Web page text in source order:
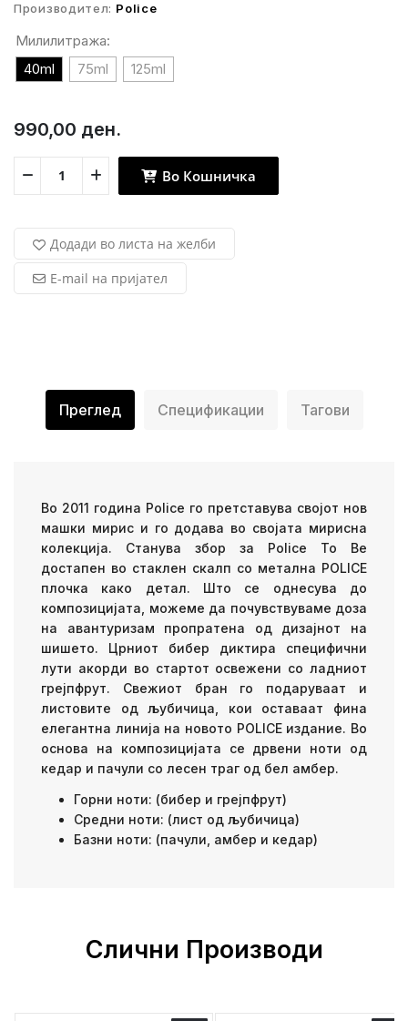
Производител: Police
Милилитража:
40ml
75ml 125ml
990,00 ден.
Во Кошничка
Додади во листа на желби
E-mail на пријател
Преглед Спецификации Тагови
Во 2011 година Police го претставува својот нов
машки мирис и го додава во својата мирисна
колекција. Станува збор за Police To Be
достапен во стаклен скалп со метална POLICE
плочка како детал. Што се однесува до
композицијата, можеме да почувствуваме доза
на авантуризам пропратена од дизајнот на
шишето. Црниот бибер диктира специфични
лути акорди во стартот освежени со ладниот
грејпфрут. Свежиот бран го подаруваат и
листовите од љубичица, кои оставаат фина
елегантна линија на новото POLICE издание. Во
основа на композицијата се дрвени ноти од
кедар и пачули со лесен траг од бел амбер.
Горни ноти: (бибер и грејпфрут)
Средни ноти: (лист од љубичица)
Базни ноти: (пачули, амбер и кедар)
Слични Производи